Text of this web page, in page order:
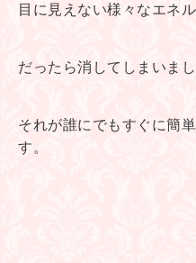
目に見えない様々なエネ
だったら消してしまいまし
それが誰にでもすぐに簡
す。